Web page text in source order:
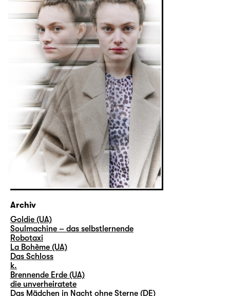
Archiv
Goldie (UA)
Soulmachine – das selbstlernende
Robotaxi
La Bohème (UA)
Das Schloss
k.
Brennende Erde (UA)
die unverheiratete
Das Mädchen in Nacht ohne Sterne (DE)